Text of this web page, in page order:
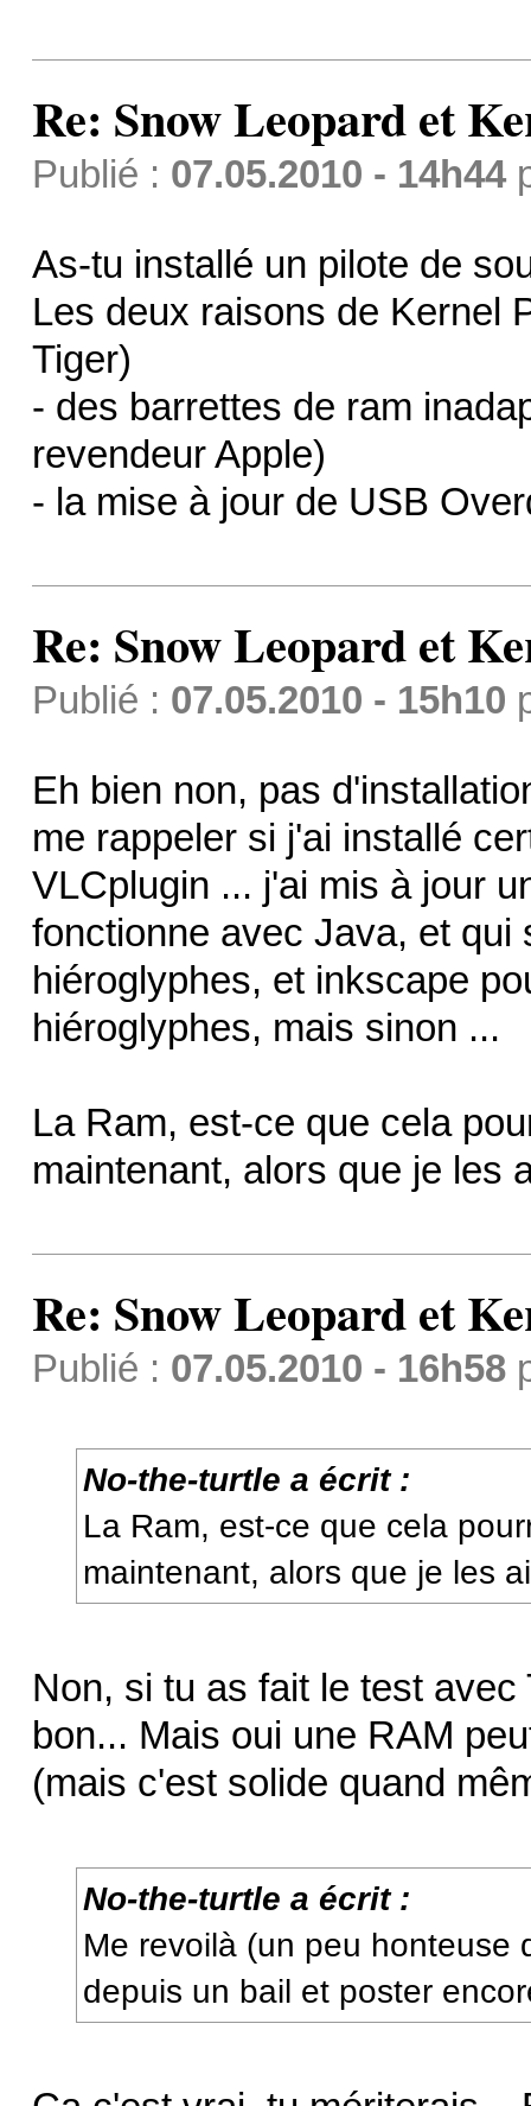
Re: Snow Leopard et
Publié : 07.05.2010 - 14h44
As-tu installé un pilote de
Les deux raisons de Kernel
Tiger)
- des barrettes de ram
revendeur Apple)
- la mise à jour de USB
Re: Snow Leopard et
Publié : 07.05.2010 - 15h10
Eh bien non, pas
me rappeler si j'ai installé
VLCplugin ... j'ai mis à jour
fonctionne avec Java, et
hiéroglyphes, et inkscape
hiéroglyphes, mais sinon ...
La Ram, est-ce que cela
maintenant, alors que je les
Re: Snow Leopard et
Publié : 07.05.2010 - 16h58
No-the-turtle a écrit :
La Ram, est-ce que cela
maintenant, alors que je les
Non, si tu as fait le test
bon... Mais oui une RAM
(mais c'est solide quand
No-the-turtle a écrit :
Me revoilà (un peu honteuse
depuis un bail et poster